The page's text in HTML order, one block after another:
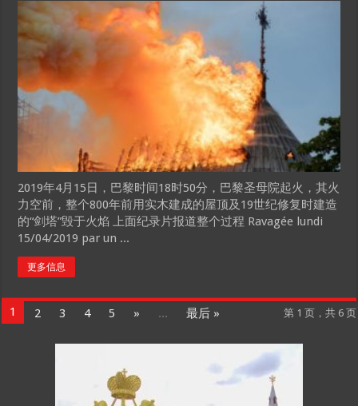
2019年4月15日，巴黎时间18时50分，巴黎圣母院起火，其火
力空前，整个800年前用实木建成的屋顶及19世纪修复时建造
的“剑塔”毁于火焰 上面纪录片报道整个过程 Ravagée lundi
15/04/2019 par un ...
更多信息
第 1 页，共 6 页
1 2 3 4 5 » ... 最后 »